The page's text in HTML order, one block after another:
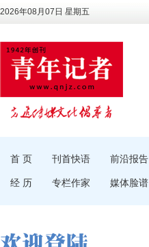
2026年08月07日 星期五
首 页 刊首快语 前沿报告
经 历 专栏作家 媒体脸谱